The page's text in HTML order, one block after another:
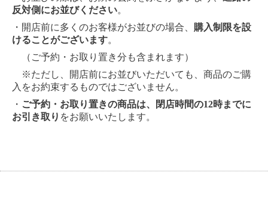
反対側にお並びください。
・開店前に多くのお客様がお並びの場合、 購入制限を設
けることがございます。
（ご予約・お取り置き分も含まれます）
※ただし、開店前にお並びいただいても、商品のご購
入をお約束するものではございません。
・ ご予約・お取り置きの商品は、閉店時間の12時までに
お引き取り をお願いいたします。